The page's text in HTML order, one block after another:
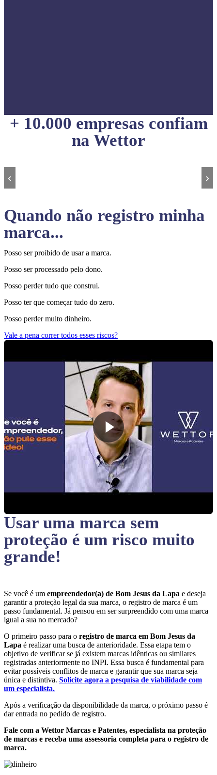
+ 10.000 empresas confiam
na Wettor
‹ ›
Quando não registro minha
marca...
Posso ser proibido de usar a marca.
Posso ser processado pelo dono.
Posso perder tudo que construi.
Posso ter que começar tudo do zero.
Posso perder muito dinheiro.
Vale a pena correr todos esses riscos?
Usar uma marca sem
proteção é um risco muito
grande!
Se você é um empreendedor(a) de Bom Jesus da Lapa e deseja
garantir a proteção legal da sua marca, o registro de marca é um
passo fundamental. Já pensou em ser surpreendido com uma marca
igual a sua no mercado?
O primeiro passo para o registro de marca em Bom Jesus da
Lapa é realizar uma busca de anterioridade. Essa etapa tem o
objetivo de verificar se já existem marcas idênticas ou similares
registradas anteriormente no INPI. Essa busca é fundamental para
evitar possíveis conflitos de marca e garantir que sua marca seja
única e distintiva. Solicite agora a pesquisa de viabilidade com
um especialista.
Após a verificação da disponibilidade da marca, o próximo passo é
dar entrada no pedido de registro.
Fale com a Wettor Marcas e Patentes, especialista na proteção
de marcas e receba uma assessoria completa para o registro de
marca.